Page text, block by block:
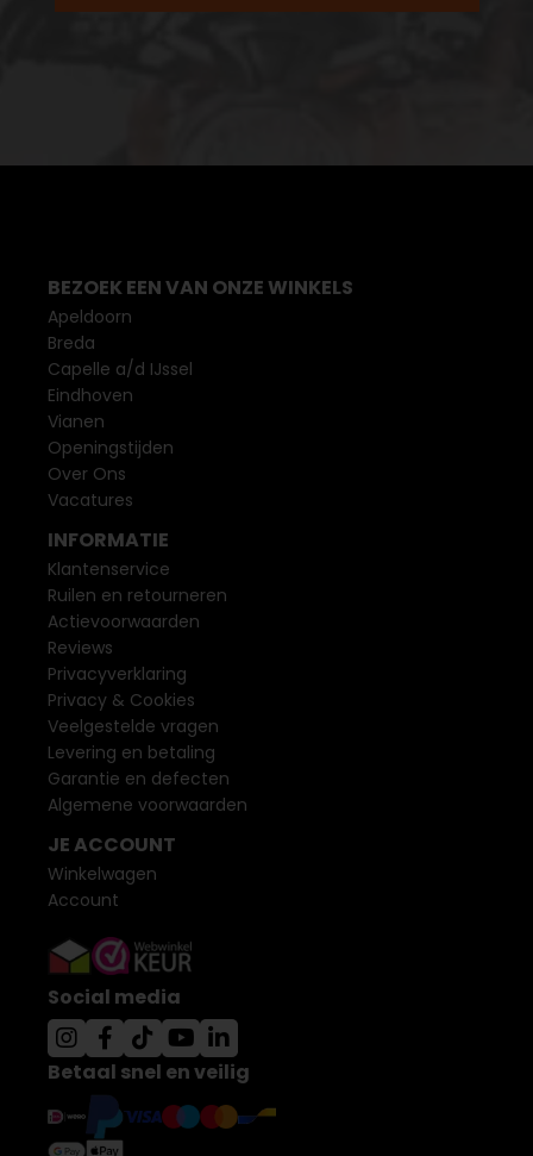
BEZOEK EEN VAN ONZE WINKELS
Apeldoorn
Breda
Capelle a/d IJssel
Eindhoven
Vianen
Openingstijden
Over Ons
Vacatures
INFORMATIE
Klantenservice
Ruilen en retourneren
Actievoorwaarden
Reviews
Privacyverklaring
Privacy & Cookies
Veelgestelde vragen
Levering en betaling
Garantie en defecten
Algemene voorwaarden
JE ACCOUNT
Winkelwagen
Account
Social media
Betaal snel en veilig